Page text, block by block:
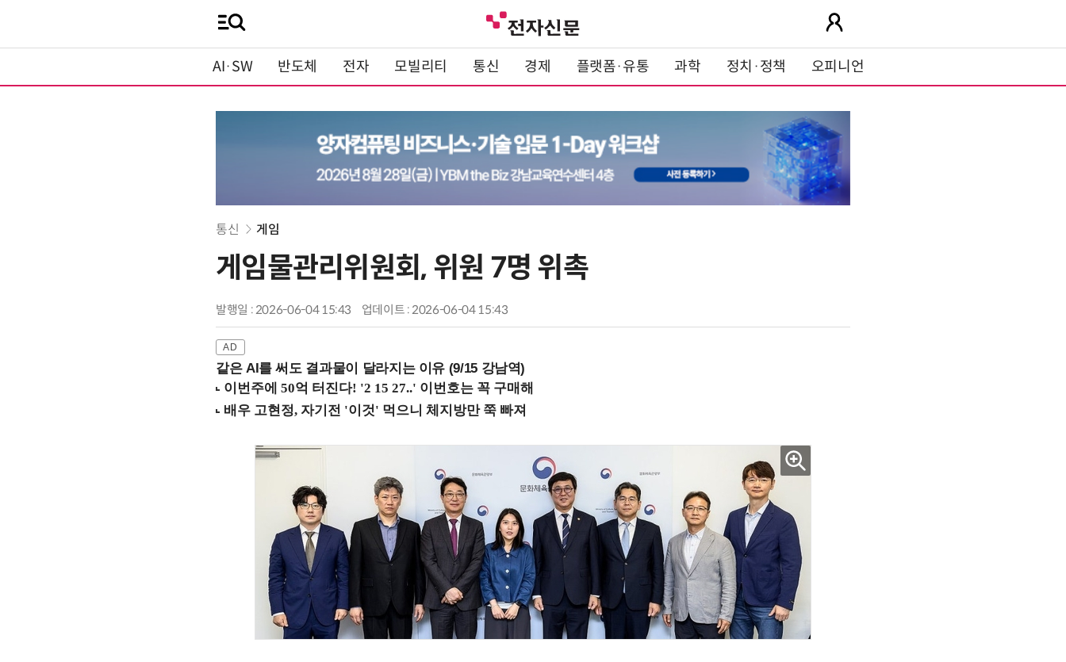
AI·SW 반도체 전자 모빌리티 통신 경제 플랫폼·유통 과학 정치·정책 오피니언
통신 게임
게임물관리위원회, 위원 7명 위촉
발행일 : 2026-06-04 15:43 업데이트 : 2026-06-04 15:43
같은 AI를 써도 결과물이 달라지는 이유 (9/15 강남역)